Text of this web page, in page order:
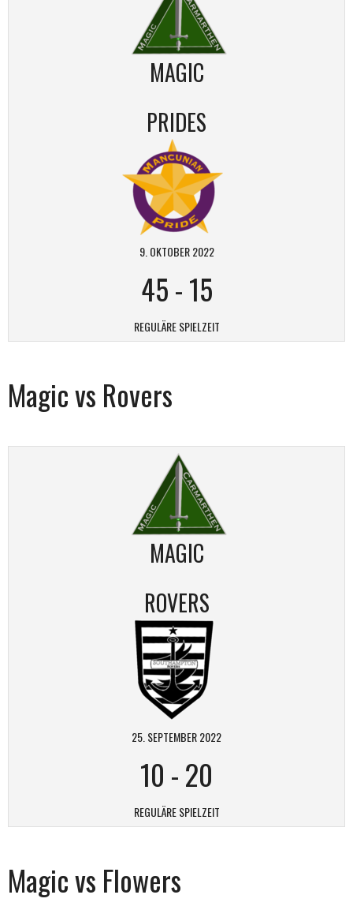
MAGIC
PRIDES
9. OKTOBER 2022
45-15
REGULÄRE SPIELZEIT
Magic vs Rovers
MAGIC
ROVERS
25. SEPTEMBER 2022
10 -20
REGULÄRE SPIELZEIT
Magic vs Flowers